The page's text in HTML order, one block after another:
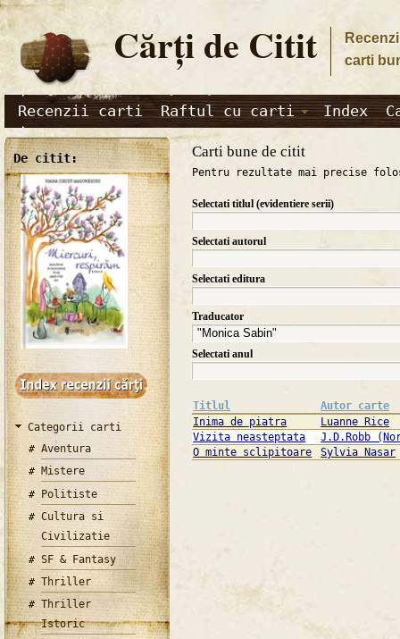
Cărţi de Citit
carti
Recenzii carti Raftul cu carti Index
De citit:
Categorii carti
Aventura
Mistere
Politiste
Cultura si
Civilizatie
SF & Fantasy
Thriller
Thriller
Istoric
Carti bune de citit
Pentru rezultate mai precise
Selectati titlul (evidentiere serii)
Selectati autorul
Selectati editura
Traducator
Selectati anul
Titlul
Autor carte
Inima de piatra
Luanne Rice
Vizita neasteptata
J.D.Robb
O minte sclipitoare
Sylvia Nasar